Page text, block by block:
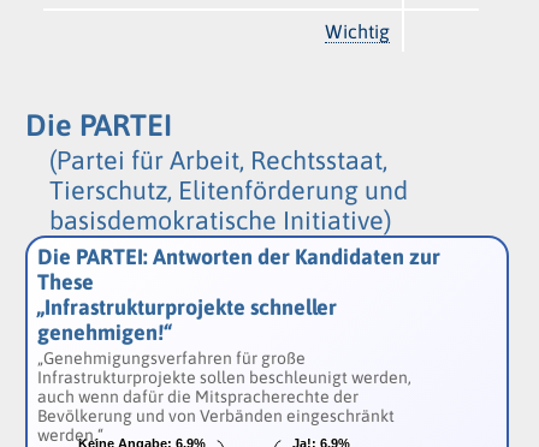
Wichtig
Die PARTEI
(Partei für Arbeit, Rechtsstaat,
Tierschutz, Elitenförderung und
basisdemokratische Initiative)
Ja!: 6.9%
Ja!: 6.9%
Keine Angabe: 6.9%
Keine Angabe: 6.9%
Die PARTEI: Antworten der Kandidaten zur
These
„Infrastrukturprojekte schneller
genehmigen!“
„Genehmigungsverfahren für große
Infrastrukturprojekte sollen beschleunigt werden,
auch wenn dafür die Mitspracherechte der
Bevölkerung und von Verbänden eingeschränkt
werden.“